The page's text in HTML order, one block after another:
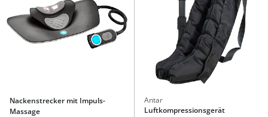
Nackenstrecker mit Impuls-
Massage
Antar
Luftkompressionsgerät